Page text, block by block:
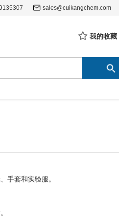
sales@cuikangchem.com
我的收藏
手套和实验服。